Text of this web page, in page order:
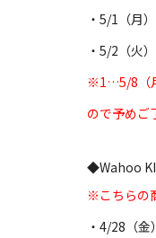
・5/1（月
・5/2（火
※1…5/8（
ので予めご
◆Wahoo
※こちらの
・4/28（